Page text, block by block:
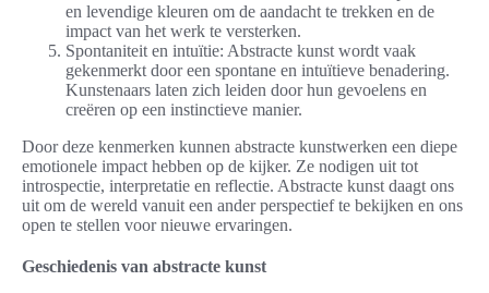
en levendige kleuren om de aandacht te trekken en de
impact van het werk te versterken.
Spontaniteit en intuïtie: Abstracte kunst wordt vaak
gekenmerkt door een spontane en intuïtieve benadering.
Kunstenaars laten zich leiden door hun gevoelens en
creëren op een instinctieve manier.
Door deze kenmerken kunnen abstracte kunstwerken een diepe
emotionele impact hebben op de kijker. Ze nodigen uit tot
introspectie, interpretatie en reflectie. Abstracte kunst daagt ons
uit om de wereld vanuit een ander perspectief te bekijken en ons
open te stellen voor nieuwe ervaringen.
Geschiedenis van abstracte kunst